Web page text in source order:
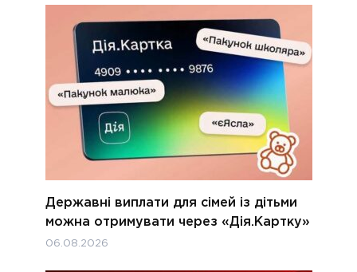
Державні виплати для сімей із дітьми
можна отримувати через «Дія.Картку»
06.08.2026